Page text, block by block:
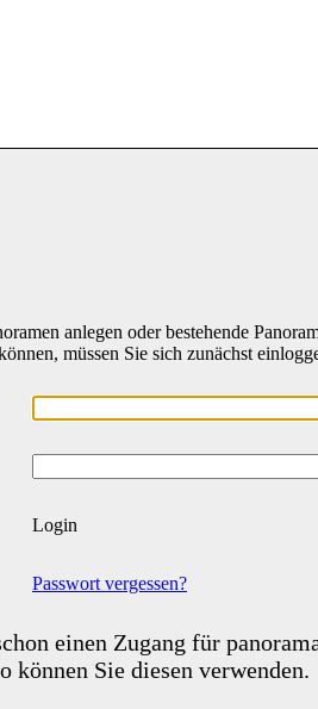
anlegen oder bestehende
müssen Sie sich zunächst
Login
Passwort vergessen?
einen Zugang für
können Sie diesen verwenden.